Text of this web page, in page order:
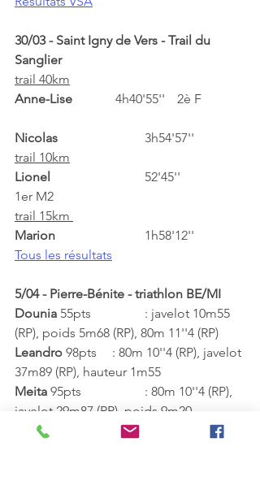
30/03 - Saint Igny de Vers - Trail du
Sanglier
trail 40km
trail 10km
52'45''
trail 15km
Tous les résultats
5/04 - Pierre-Bénite - triathlon BE/MI
Dounia 55pts 		: javelot 10m55
(RP), poids 5m68 (RP), 80m 11''4 (RP)
Leandro 98pts 	: 80m 10''4 (RP), javelot
37m89 (RP), hauteur 1m55
Meita 95pts 		: 80m 10''4 (RP),
javelot 29m87 (RP), poids 9m20
Tous les résultats